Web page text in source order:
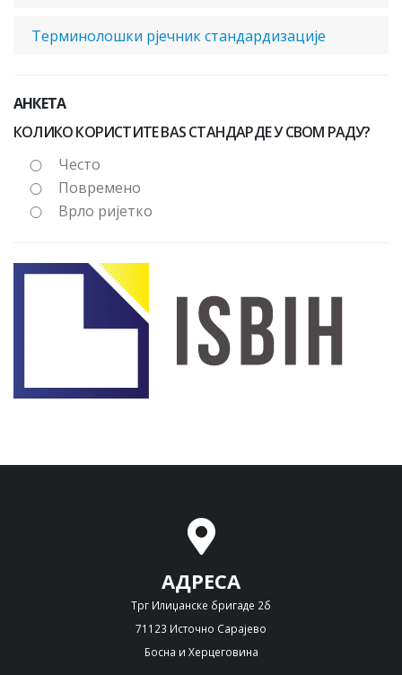
Терминолошки рјечник стандардизације
АНКЕТА
КОЛИКО КОРИСТИТЕ BAS СТАНДАРДЕ У СВОМ РАДУ?
Често
Повремено
Врло ријетко
АДРЕСА
Трг Илиџанске бригаде 2б
71123 Источно Сарајево
Босна и Херцеговина